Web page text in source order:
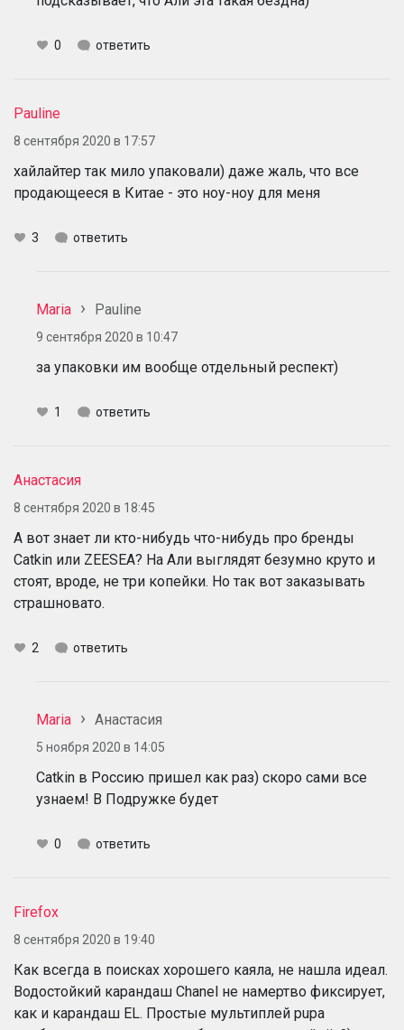
0 ответить
Pauline
8 сентября 2020 в 17:57
хайлайтер так мило упаковали) даже жаль, что все
продающееся в Китае - это ноу-ноу для меня
3 ответить
Maria Pauline
9 сентября 2020 в 10:47
за упаковки им вообще отдельный респект)
1 ответить
Анастасия
8 сентября 2020 в 18:45
А вот знает ли кто-нибудь что-нибудь про бренды
Catkin или ZEESEA? На Али выглядят безумно круто и
стоят, вроде, не три копейки. Но так вот заказывать
страшновато.
2 ответить
Maria Анастасия
5 ноября 2020 в 14:05
Catkin в Россию пришел как раз) скоро сами все
узнаем! В Подружке будет
0 ответить
Firefox
8 сентября 2020 в 19:40
Как всегда в поисках хорошего каяла, не нашла идеал.
Водостойкий карандаш Chanel не намертво фиксирует,
как и карандаш EL. Простые мультиплей pupa